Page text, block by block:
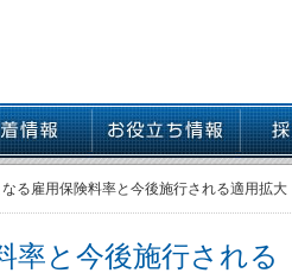
お知らせ情報
セミナー情報
る雇用保険料率と今後施行される適用拡大
率と今後施行される